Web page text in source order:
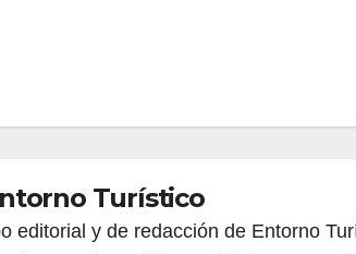
Turístico
editorial y de redacción de Entorno